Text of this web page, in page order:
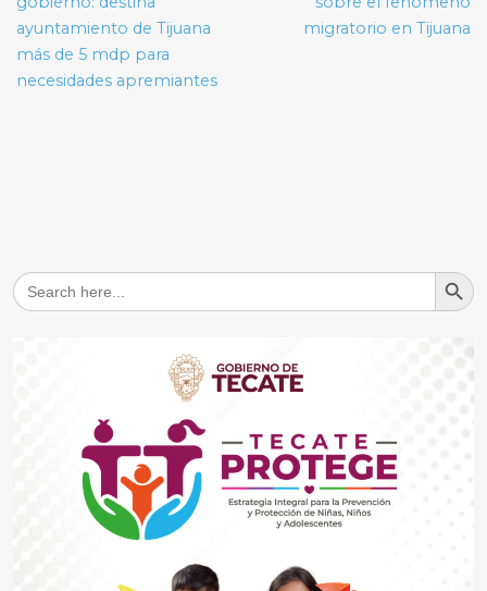
ayuntamiento de Tijuana
más de 5 mdp para
necesidades apremiantes
migratorio en Tijuana
Search
for:
Search